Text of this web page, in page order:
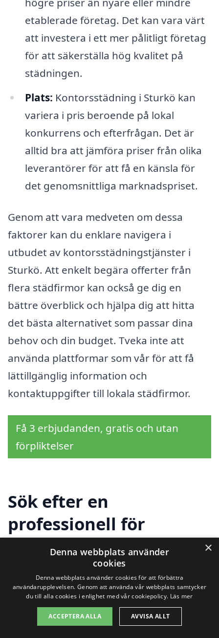
etablerade företag. Det kan vara värt
att investera i ett mer pålitligt företag
för att säkerställa hög kvalitet på
städningen.
Plats: Kontorsstädning i Sturkö kan
variera i pris beroende på lokal
konkurrens och efterfrågan. Det är
alltid bra att jämföra priser från olika
leverantörer för att få en känsla för
det genomsnittliga marknadspriset.
Genom att vara medveten om dessa
faktorer kan du enklare navigera i
utbudet av kontorsstädningstjänster i
Sturkö. Att enkelt begära offerter från
flera städfirmor kan också ge dig en
bättre överblick och hjälpa dig att hitta
det bästa alternativet som passar dina
behov och din budget. Tveka inte att
använda plattformar som vår för att få
lättillgänglig information och
kontaktuppgifter till lokala städfirmor.
Få 3 erbjudanden, gratis och utan
förpliktelser
Sök efter en
professionell för
kontorsstädning i
andra städer nära
Sturkö
Att hitta pålitlig och professionell
×
Denna webbplats använder
cookies
Denna webbplats använder cookies för att förbättra
användarupplevelsen. Genom att använda vår webbplats samtycker
du till alla cookies i enlighet med vår cookiepolicy. Läs mer
ACCEPTERA ALLA AVVISA ALLT